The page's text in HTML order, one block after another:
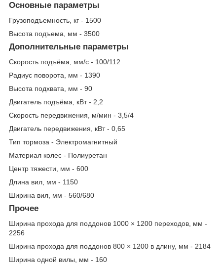
Основные параметры
Грузоподъемность, кг - 1500
Высота подъема, мм - 3500
Дополнительные параметры
Скорость подъёма, мм/с - 100/112
Радиус поворота, мм - 1390
Высота подхвата, мм - 90
Двигатель подъёма, кВт - 2,2
Скорость передвижения, м/мин - 3,5/4
Двигатель передвижения, кВт - 0,65
Тип тормоза - Электромагнитный
Материал колес - Полиуретан
Центр тяжести, мм - 600
Длина вил, мм - 1150
Ширина вил, мм - 560/680
Прочее
Ширина прохода для поддонов 1000 × 1200 переходов, мм -
2256
Ширина прохода для поддонов 800 × 1200 в длину, мм - 2184
Ширина одной вилы, мм - 160